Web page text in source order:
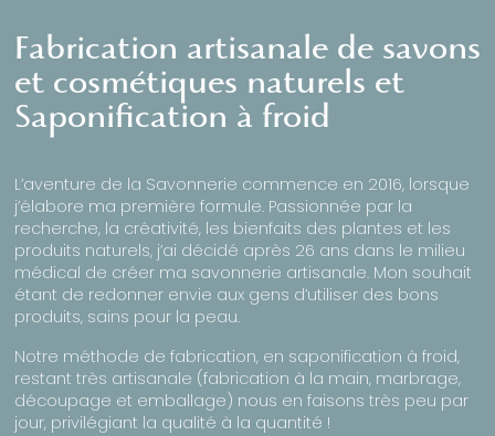
Fabrication artisanale de savons
et cosmétiques naturels et
Saponification à froid
L’aventure de la Savonnerie commence en 2016, lorsque
j’élabore ma première formule. Passionnée par la
recherche, la créativité, les bienfaits des plantes et les
produits naturels, j’ai décidé après 26 ans dans le milieu
médical de créer ma savonnerie artisanale. Mon souhait
étant de redonner envie aux gens d’utiliser des bons
produits, sains pour la peau.
Notre méthode de fabrication, en saponification à froid,
restant très artisanale (fabrication à la main, marbrage,
découpage et emballage) nous en faisons très peu par
jour, privilégiant la qualité à la quantité !